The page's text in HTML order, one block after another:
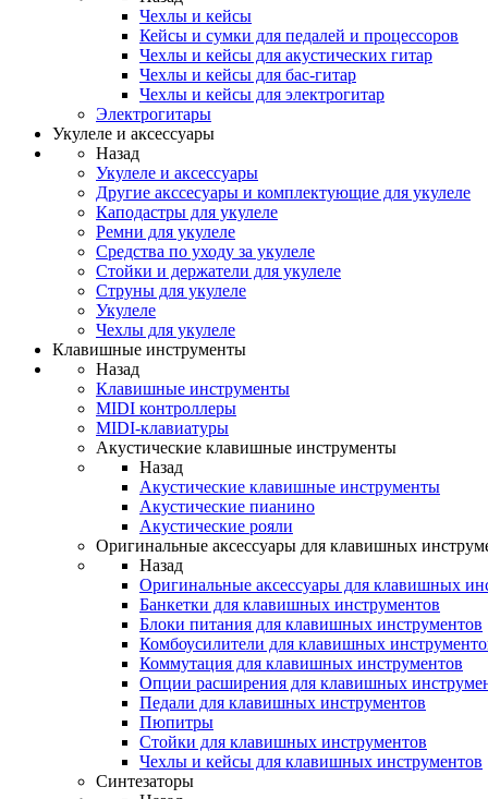
Чехлы и кейсы
Кейсы и сумки для педалей и процессоров
Чехлы и кейсы для акустических гитар
Чехлы и кейсы для бас-гитар
Чехлы и кейсы для электрогитар
Электрогитары
Укулеле и аксессуары
Назад
Укулеле и аксессуары
Другие акссесуары и комплектующие для укулеле
Каподастры для укулеле
Ремни для укулеле
Средства по уходу за укулеле
Стойки и держатели для укулеле
Струны для укулеле
Укулеле
Чехлы для укулеле
Клавишные инструменты
Назад
Клавишные инструменты
MIDI контроллеры
MIDI-клавиатуры
Акустические клавишные инструменты
Назад
Акустические клавишные инструменты
Акустические пианино
Акустические рояли
Оригинальные аксессуары для клавишных
Назад
Оригинальные аксессуары для клавишных
Банкетки для клавишных инструментов
Блоки питания для клавишных инструментов
Комбоусилители для клавишных
Коммутация для клавишных инструментов
Опции расширения для клавишных
Педали для клавишных инструментов
Пюпитры
Стойки для клавишных инструментов
Чехлы и кейсы для клавишных инструментов
Синтезаторы